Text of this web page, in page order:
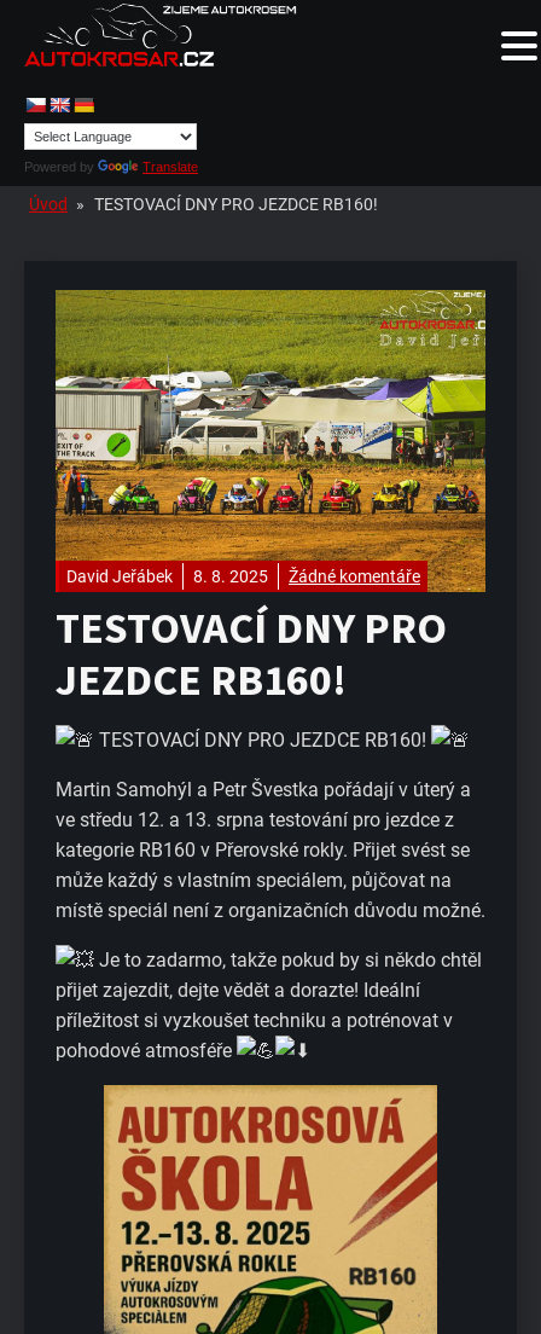
Powered by Translate
Úvod » TESTOVACÍ DNY PRO JEZDCE RB160!
David Jeřábek 8. 8. 2025 Žádné komentáře
TESTOVACÍ DNY PRO
JEZDCE RB160!
TESTOVACÍ DNY PRO JEZDCE RB160!
Martin Samohýl a Petr Švestka pořádají v úterý a
ve středu 12. a 13. srpna testování pro jezdce z
kategorie RB160 v Přerovské rokly. Přijet svést se
může každý s vlastním speciálem, půjčovat na
místě speciál není z organizačních důvodu možné.
Je to zadarmo, takže pokud by si někdo chtěl
přijet zajezdit, dejte vědět a dorazte! Ideální
příležitost si vyzkoušet techniku a potrénovat v
pohodové atmosféře